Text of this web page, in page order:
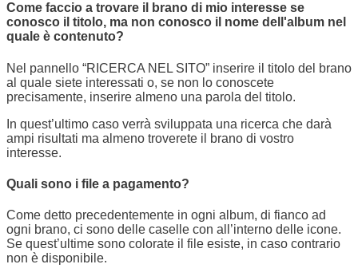
Come faccio a trovare il brano di mio interesse se
conosco il titolo, ma non conosco il nome dell'album nel
quale è contenuto?
Nel pannello “RICERCA NEL SITO” inserire il titolo del brano
al quale siete interessati o, se non lo conoscete
precisamente, inserire almeno una parola del titolo.
In quest’ultimo caso verrà sviluppata una ricerca che darà
ampi risultati ma almeno troverete il brano di vostro
interesse.
Quali sono i file a pagamento?
Come detto precedentemente in ogni album, di fianco ad
ogni brano, ci sono delle caselle con all’interno delle icone.
Se quest’ultime sono colorate il file esiste, in caso contrario
non è disponibile.